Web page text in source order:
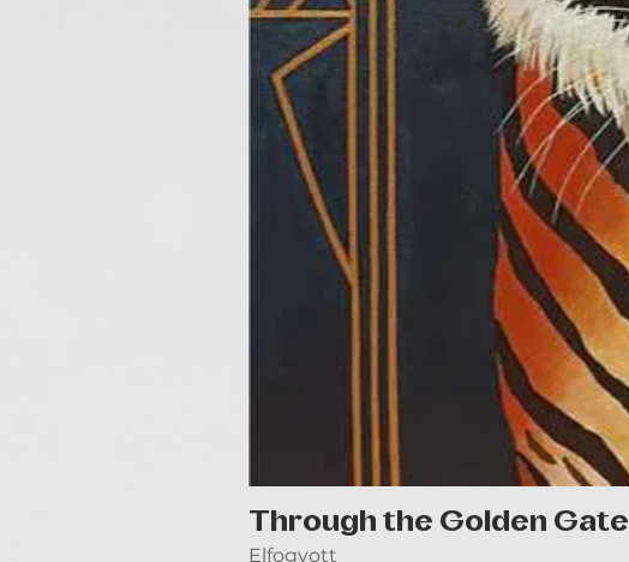
Through the Golden Gate
Elfogyott